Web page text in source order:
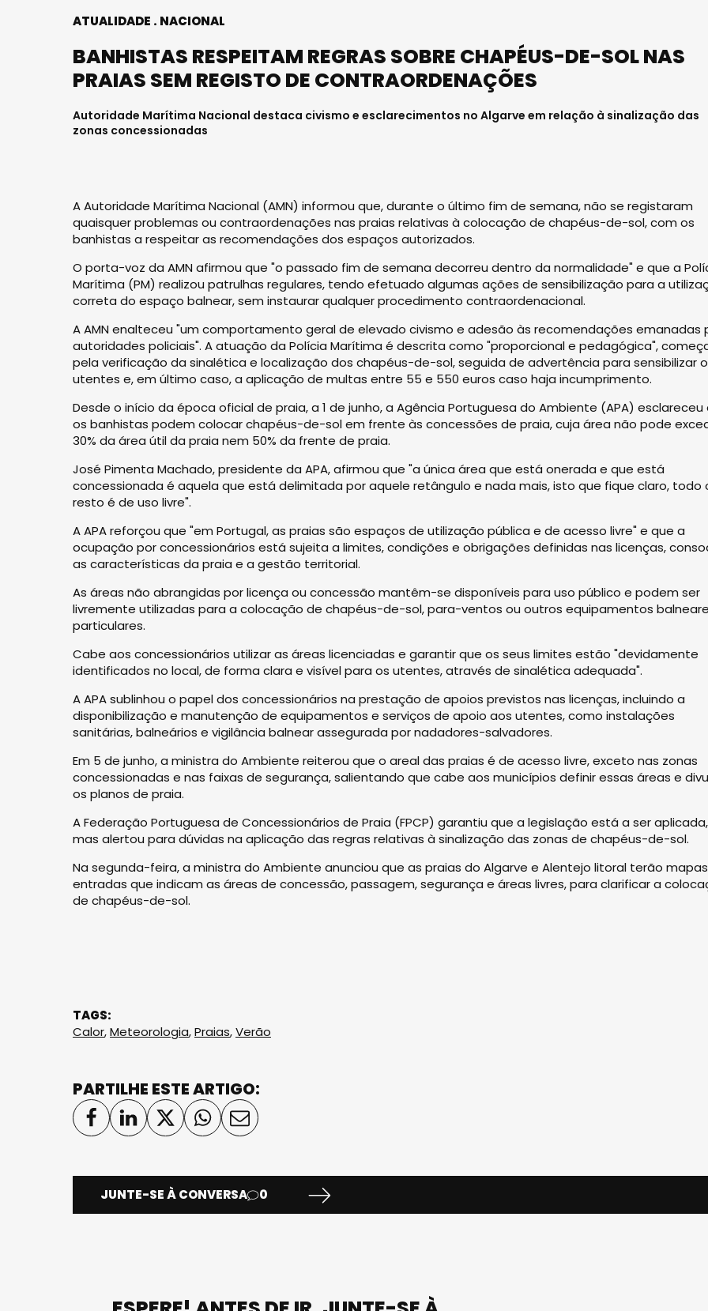
ATUALIDADE NACIONAL
BANHISTAS RESPEITAM REGRAS SOBRE CHAPÉUS-DE-SOL NAS
PRAIAS SEM REGISTO DE CONTRAORDENAÇÕES
Autoridade Marítima Nacional destaca civismo e esclarecimentos no Algarve em relação à sinalização das
zonas concessionadas
A Autoridade Marítima Nacional (AMN) informou que, durante o último fim de semana, não se registaram
quaisquer problemas ou contraordenações nas praias relativas à colocação de chapéus-de-sol, com os
banhistas a respeitar as recomendações dos espaços autorizados.
O porta-voz da AMN afirmou que "o passado fim de semana decorreu dentro da normalidade" e que a
Marítima (PM) realizou patrulhas regulares, tendo efetuado algumas ações de sensibilização para a
correta do espaço balnear, sem instaurar qualquer procedimento contraordenacional.
A AMN enalteceu "um comportamento geral de elevado civismo e adesão às recomendações emanadas
autoridades policiais". A atuação da Polícia Marítima é descrita como "proporcional e pedagógica",
pela verificação da sinalética e localização dos chapéus-de-sol, seguida de advertência para sensibilizar
utentes e, em último caso, a aplicação de multas entre 55 e 550 euros caso haja incumprimento.
Desde o início da época oficial de praia, a 1 de junho, a Agência Portuguesa do Ambiente (APA) esclareceu
os banhistas podem colocar chapéus-de-sol em frente às concessões de praia, cuja área não pode
30% da área útil da praia nem 50% da frente de praia.
José Pimenta Machado, presidente da APA, afirmou que "a única área que está onerada e que está
concessionada é aquela que está delimitada por aquele retângulo e nada mais, isto que fique claro, todo
resto é de uso livre".
A APA reforçou que "em Portugal, as praias são espaços de utilização pública e de acesso livre" e que a
ocupação por concessionários está sujeita a limites, condições e obrigações definidas nas licenças,
as características da praia e a gestão territorial.
As áreas não abrangidas por licença ou concessão mantêm-se disponíveis para uso público e podem ser
livremente utilizadas para a colocação de chapéus-de-sol, para-ventos ou outros equipamentos
particulares.
Cabe aos concessionários utilizar as áreas licenciadas e garantir que os seus limites estão "devidamente
identificados no local, de forma clara e visível para os utentes, através de sinalética adequada".
A APA sublinhou o papel dos concessionários na prestação de apoios previstos nas licenças, incluindo a
disponibilização e manutenção de equipamentos e serviços de apoio aos utentes, como instalações
sanitárias, balneários e vigilância balnear assegurada por nadadores-salvadores.
Em 5 de junho, a ministra do Ambiente reiterou que o areal das praias é de acesso livre, exceto nas zonas
concessionadas e nas faixas de segurança, salientando que cabe aos municípios definir essas áreas e
os planos de praia.
A Federação Portuguesa de Concessionários de Praia (FPCP) garantiu que a legislação está a ser aplicada,
mas alertou para dúvidas na aplicação das regras relativas à sinalização das zonas de chapéus-de-sol.
Na segunda-feira, a ministra do Ambiente anunciou que as praias do Algarve e Alentejo litoral terão
entradas que indicam as áreas de concessão, passagem, segurança e áreas livres, para clarificar a
de chapéus-de-sol.
TAGS:
Calor,Meteorologia,Praias,Verão
PARTILHE ESTE ARTIGO:
JUNTE-SE À CONVERSA 0